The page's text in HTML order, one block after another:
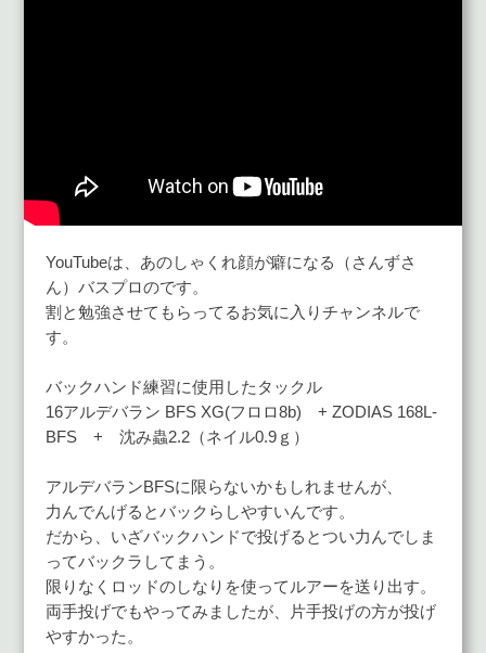
YouTubeは、あのしゃくれ顔が癖になる（さんずさ
ん）バスプロのです。
割と勉強させてもらってるお気に入りチャンネルで
す。
バックハンド練習に使用したタックル
16アルデバラン BFS XG(フロロ8b) + ZODIAS 168L-
BFS + 沈み蟲2.2（ネイル0.9ｇ）
アルデバランBFSに限らないかもしれませんが、
力んでんげるとバックらしやすいんです。
だから、いざバックハンドで投げるとつい力んでしま
ってバックラしてまう。
限りなくロッドのしなりを使ってルアーを送り出す。
両手投げでもやってみましたが、片手投げの方が投げ
やすかった。